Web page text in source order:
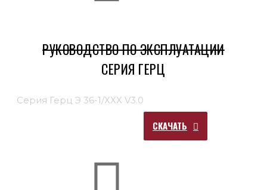
РУКОВОДСТВО ПО ЭКСПЛУАТАЦИИ
СЕРИЯ ГЕРЦ
Серия Герц Э 36-1/ХХХ V3.0
СКАЧАТЬ